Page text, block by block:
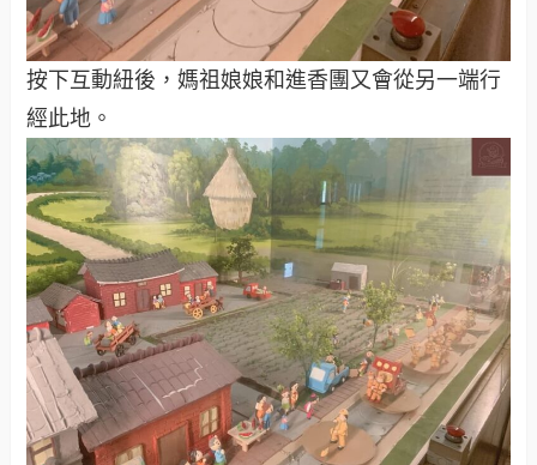
按下互動紐後，媽祖娘娘和進香團又會從另一端行
經此地。